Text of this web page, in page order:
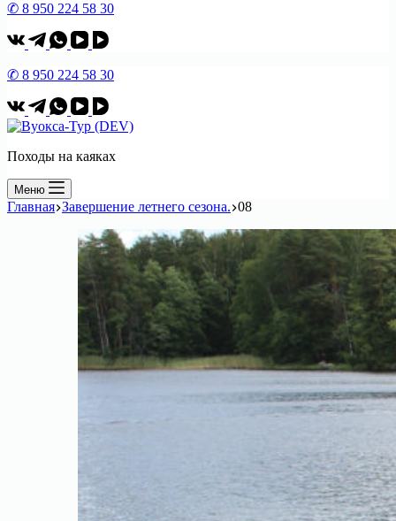
✆ 8 950 224 58 30
✆ 8 950 224 58 30
Походы на каяках
Меню
Главная Завершение летнего сезона. 08